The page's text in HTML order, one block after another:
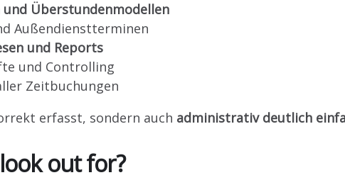
Überstundenmodellen
Außendienstterminen
und Reports
und Controlling
Zeitbuchungen
erfasst, sondern auch administrativ deutlich
out for?